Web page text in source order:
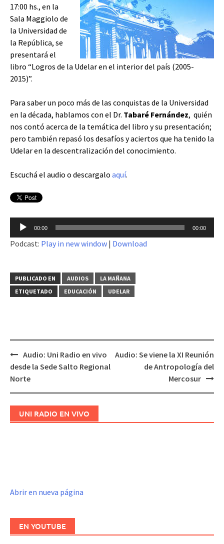
17:00 hs., en la
Sala Maggiolo de
la Universidad de
la República, se
presentará el
libro “Logros de la Udelar en el interior del país (2005-
2015)”.
Para saber un poco más de las conquistas de la Universidad
en la década, hablamos con el Dr. Tabaré Fernández, quién
nos contó acerca de la temática del libro y su presentación;
pero también repasó los desafíos y aciertos que ha tenido la
Udelar en la descentralización del conocimiento.
Escuchá el audio o descargalo aquí.
Reproductor
de
audio
00:00 00:00
Podcast: Play in new window | Download
PUBLICADO EN AUDIOS
LA MAÑANA
ETIQUETADO
EDUCACIÓN UDELAR
Navegación
de
Audio: Uni Radio en vivo
desde la Sede Salto Regional
Norte
Audio: Se viene la XI Reunión
de Antropología del
Mercosur
UNI RADIO EN VIVO
Abrir en nueva página
EN YOUTUBE